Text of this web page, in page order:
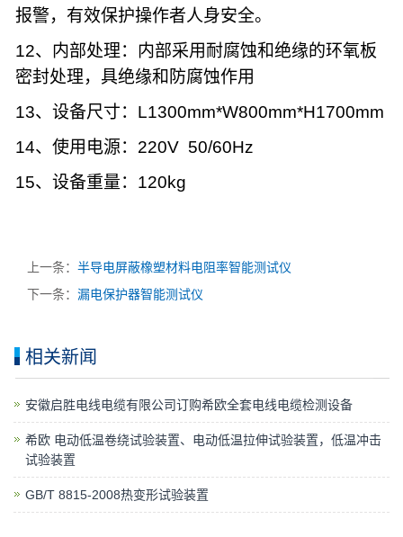
报警，有效保护操作者人身安全。
12、内部处理：内部采用耐腐蚀和绝缘的环氧板
密封处理，具绝缘和防腐蚀作用
13、设备尺寸： L1300mm*W800mm*H1700mm
14、使用电源： 220V 50/60Hz
15、设备重量： 120kg
上一条： 半导电屏蔽橡塑材料电阻率智能测试仪
下一条： 漏电保护器智能测试仪
相关新闻
安徽启胜电线电缆有限公司订购希欧全套电线电缆检测设备
希欧 电动低温卷绕试验装置、电动低温拉伸试验装置，低温冲击
试验装置
GB/T 8815-2008热变形试验装置